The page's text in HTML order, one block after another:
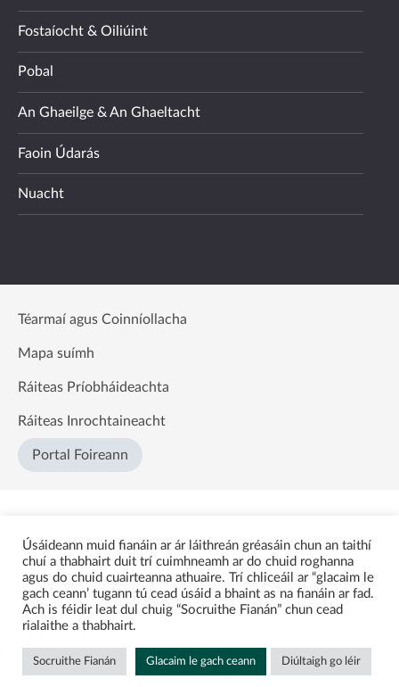
Fostaíocht & Oiliúint
Pobal
An Ghaeilge & An Ghaeltacht
Faoin Údarás
Nuacht
Téarmaí agus Coinníollacha
Mapa suímh
Ráiteas Príobháideachta
Ráiteas Inrochtaineacht
Portal Foireann
Úsáideann muid fianáin ar ár láithreán gréasáin chun an taithí
chuí a thabhairt duit trí cuimhneamh ar do chuid roghanna
agus do chuid cuairteanna athuaire. Trí chliceáil ar “glacaim le
gach ceann’ tugann tú cead úsáid a bhaint as na fianáin ar fad.
Ach is féidir leat dul chuig “Socruithe Fianán” chun cead
rialaithe a thabhairt.
Socruithe Fianán Glacaim le gach ceann Diúltaigh go léir